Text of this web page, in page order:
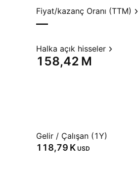
Fiyat/kazanç Oranı (TTM)
—
Halka açık hisseler
‪158,42 M‬
Gelir / Çalışan (1Y)
‪118,79 K‬ USD